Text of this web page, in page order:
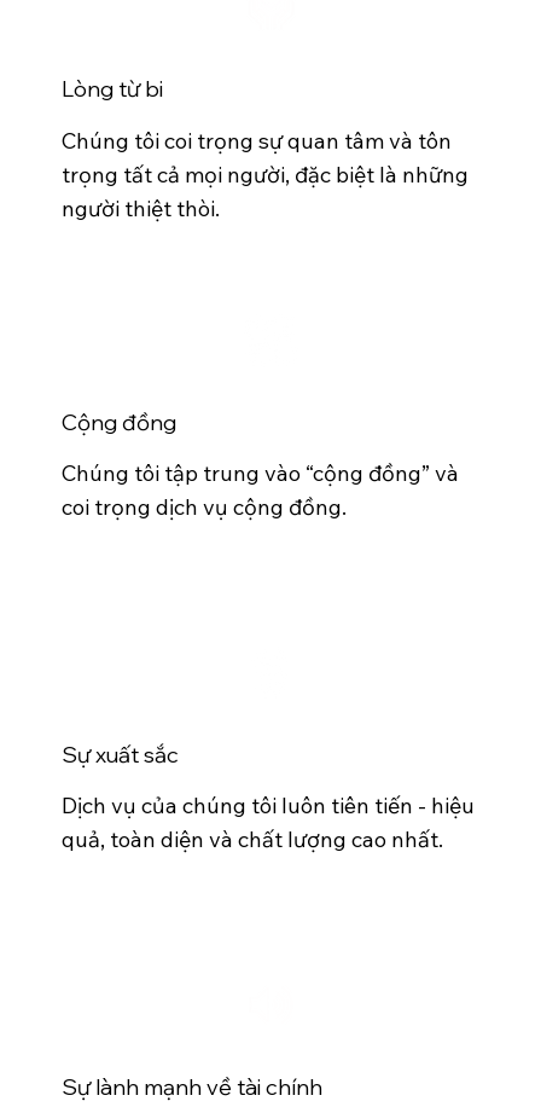
Lòng từ bi
Chúng tôi coi trọng sự quan tâm và tôn
trọng tất cả mọi người, đặc biệt là những
người thiệt thòi.
Cộng đồng
Chúng tôi tập trung vào “cộng đồng” và
coi trọng dịch vụ cộng đồng.
Sự xuất sắc
Dịch vụ của chúng tôi luôn tiên tiến - hiệu
quả, toàn diện và chất lượng cao nhất.
Sự lành mạnh về tài chính